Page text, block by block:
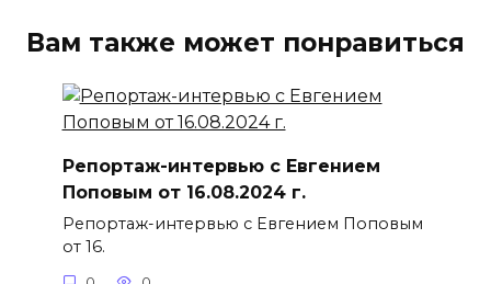
Вам также может понравиться
Репортаж-интервью с Евгением
Поповым от 16.08.2024 г.
Репортаж-интервью с Евгением Поповым
от 16.